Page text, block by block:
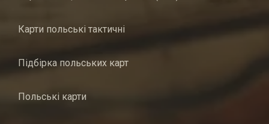
Карти польські тактичні
Підбірка польських карт
Польські карти